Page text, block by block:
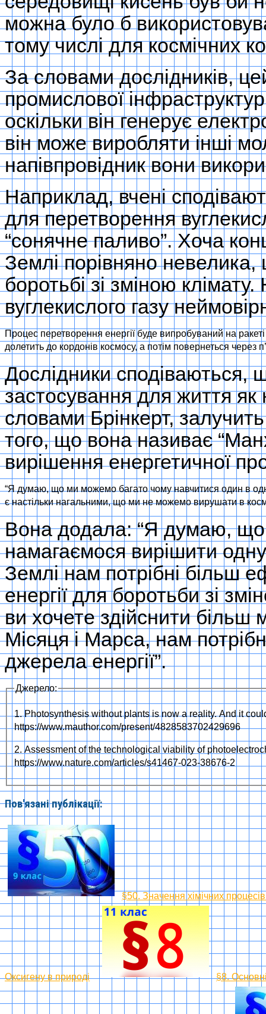
можна було б
тому числі для космічних
За словами дослідників,
промислової
оскільки він генерує
він може виробляти інші
напівпровідник вони
Наприклад, вчені
для перетворення
“сонячне паливо”. Хоча
Землі порівняно невелика,
боротьбі зі зміною
вуглекислого газу
Процес перетворення енергії буде випробуваний на
долетить до кордонів космосу, а потім повернеться через
Дослідники сподіваються,
застосування для життя
словами Брінкерт,
того, що вона називає
вирішення енергетичної
“Я думаю, що ми можемо багато чому навчитися один в
є настільки нагальними, що ми не можемо вирушати в
Вона додала: “Я думаю, що
намагаємося вирішити
Землі нам потрібні більш
енергії для боротьби зі
ви хочете здійснити більш
Місяця і Марса, нам
джерела енергії”.
Джерело:
1. Photosynthesis without plants is now a reality. And it
https://www.mauthor.com/present/4828583702429696
2. Assessment of the technological viability of
https://www.nature.com/articles/s41467-023-38676-2
Пов'язані публікації:
§50. Значення хімічних
Оксигену в природі §8.